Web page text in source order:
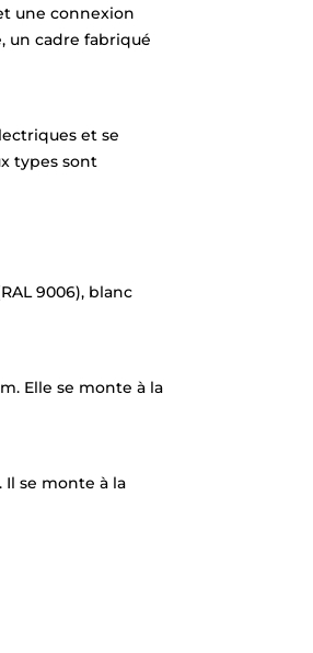
une connexion
un cadre fabriqué
et se
types sont
9006), blanc
Elle se monte à la
Il se monte à la